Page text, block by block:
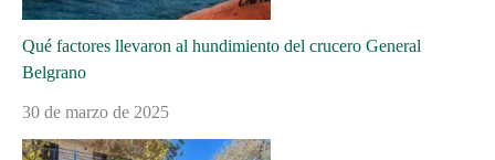
Qué factores llevaron al hundimiento del crucero General
Belgrano
30 de marzo de 2025